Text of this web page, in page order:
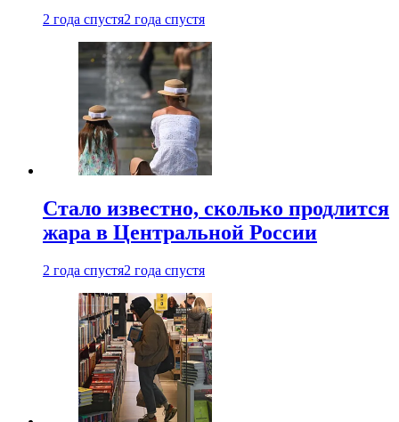
2 года спустя2 года спустя
Стало известно, сколько продлится
жара в Центральной России
2 года спустя2 года спустя